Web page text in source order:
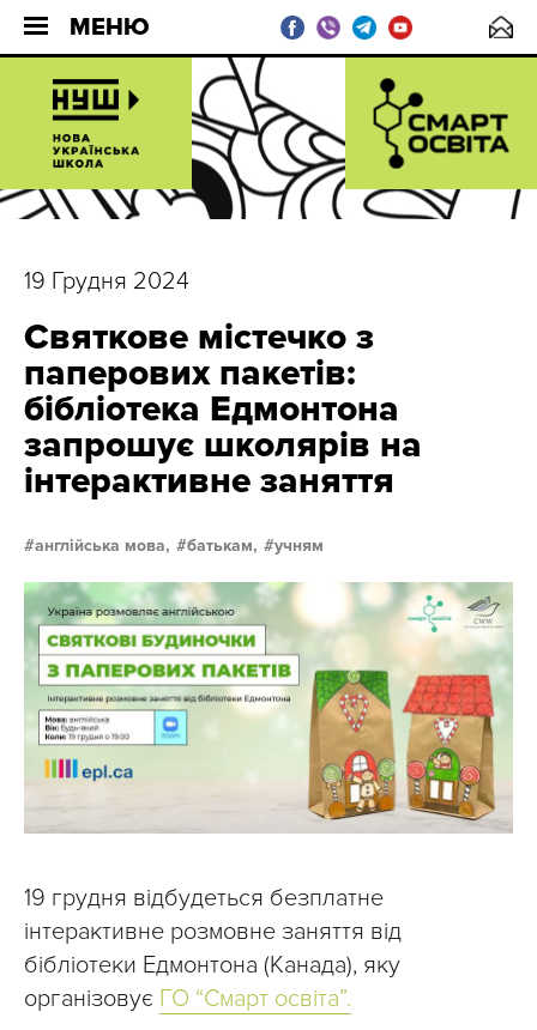
МЕНЮ
19 Грудня 2024
Святкове містечко з
паперових пакетів:
бібліотека Едмонтона
запрошує школярів на
інтерактивне заняття
англійська мова, батькам, учням
19 грудня відбудеться безплатне
інтерактивне розмовне заняття від
бібліотеки Едмонтона (Канада), яку
організовує ГО “Смарт освіта”.